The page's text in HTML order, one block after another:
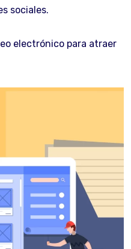
sociales.
electrónico para atraer